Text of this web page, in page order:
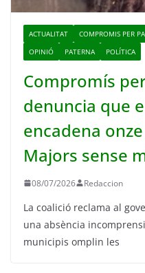
ACTUALITAT COMPROMIS PER
OPINIÓ
PATERNA POLÍTICA
Compromís
denuncia que
encadena
Majors sense
08/07/2026 Redaccion
La coalició reclama al
una absència
municipis omplin les